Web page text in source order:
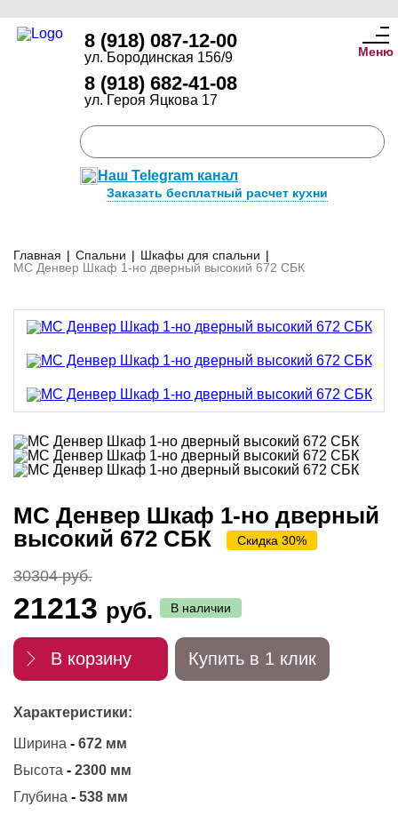
8 (918) 087-12-00
ул. Бородинская 156/9
8 (918) 682-41-08
ул. Героя Яцкова 17
Наш Telegram канал
Заказать бесплатный расчет кухни
Меню
Главная | Спальни | Шкафы для спальни |
МС Денвер Шкаф 1-но дверный высокий 672 СБК
МС Денвер Шкаф 1-но дверный
высокий 672 СБК
Скидка 30%
30304 руб.
21213 руб. В наличии
В корзину Купить в 1 клик
Характеристики:
Ширина - 672 мм
Высота - 2300 мм
Глубина - 538 мм